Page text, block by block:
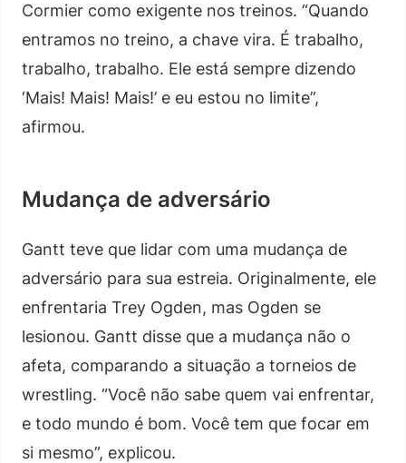
Cormier como exigente nos treinos. “Quando
entramos no treino, a chave vira. É trabalho,
trabalho, trabalho. Ele está sempre dizendo
‘Mais! Mais! Mais!’ e eu estou no limite”,
afirmou.
Mudança de adversário
Gantt teve que lidar com uma mudança de
adversário para sua estreia. Originalmente, ele
enfrentaria Trey Ogden, mas Ogden se
lesionou. Gantt disse que a mudança não o
afeta, comparando a situação a torneios de
wrestling. “Você não sabe quem vai enfrentar,
e todo mundo é bom. Você tem que focar em
si mesmo”, explicou.